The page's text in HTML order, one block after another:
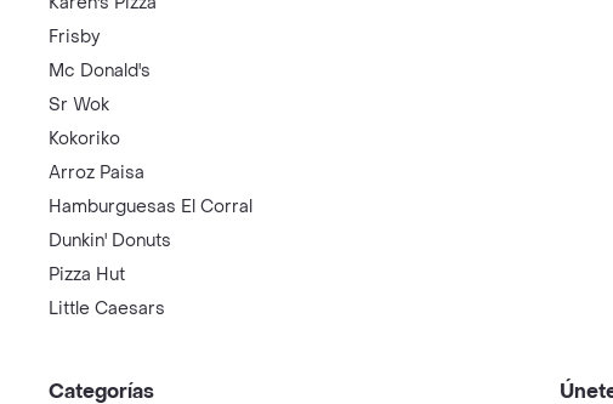
Frisby
Mc Donald's
Sr Wok
Kokoriko
Arroz Paisa
Hamburguesas El Corral
Dunkin' Donuts
Pizza Hut
Little Caesars
Categorías